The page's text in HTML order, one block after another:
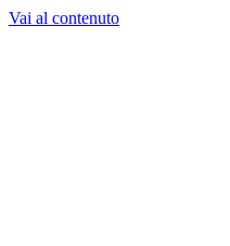
Vai al contenuto